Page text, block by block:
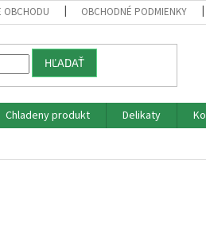
OBCHODU OBCHODNÉ PODMIENKY
HĽADAŤ
Chladeny produkt Delikaty